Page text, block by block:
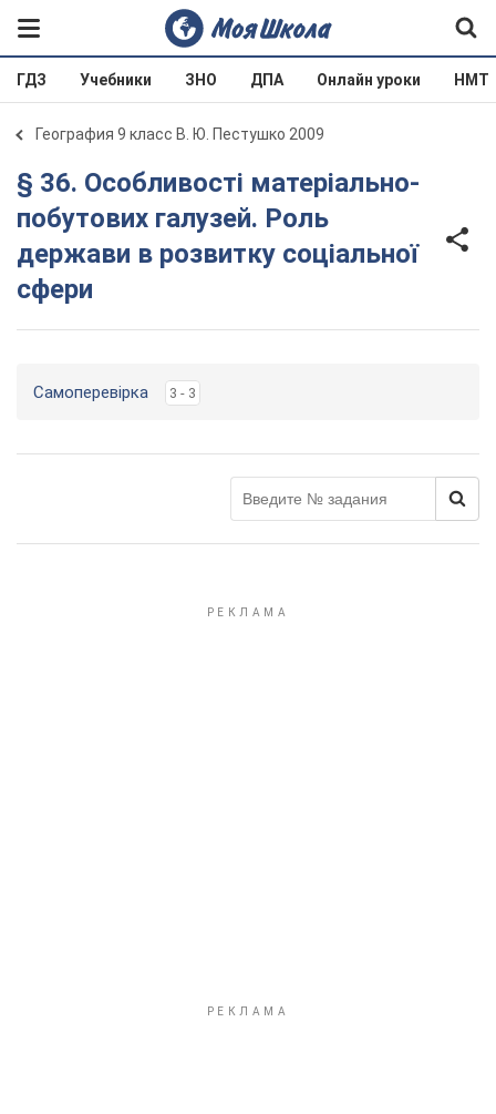
ГДЗ Учебники ЗНО ДПА Онлайн уроки НМТ
География 9 класс В. Ю. Пестушко 2009
§ 36. Особливості матеріально-
побутових галузей. Роль
держави в розвитку соціальної
сфери
Самоперевірка 3 - 3